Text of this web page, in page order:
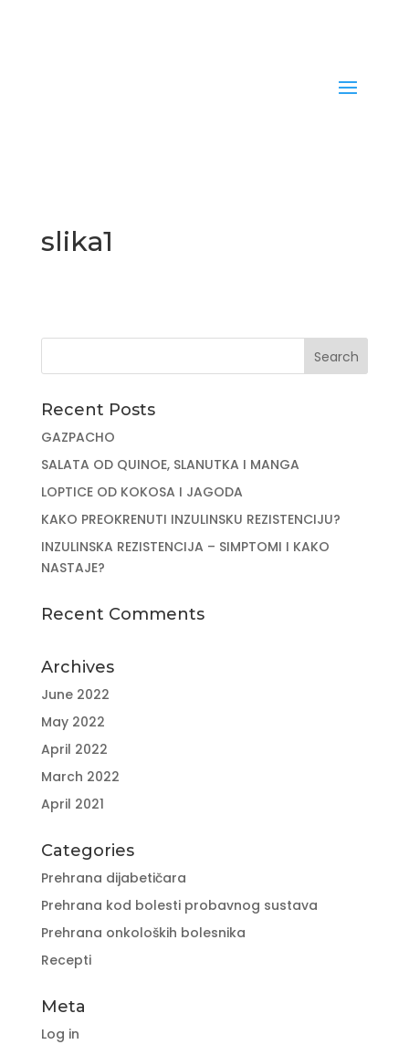
slika1
Recent Posts
GAZPACHO
SALATA OD QUINOE, SLANUTKA I MANGA
LOPTICE OD KOKOSA I JAGODA
KAKO PREOKRENUTI INZULINSKU REZISTENCIJU?
INZULINSKA REZISTENCIJA – SIMPTOMI I KAKO
NASTAJE?
Recent Comments
Archives
June 2022
May 2022
April 2022
March 2022
April 2021
Categories
Prehrana dijabetičara
Prehrana kod bolesti probavnog sustava
Prehrana onkoloških bolesnika
Recepti
Meta
Log in